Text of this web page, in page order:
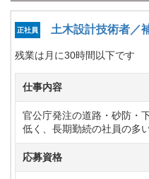
正社員 土木設計技術者／
残業は月に30時間以下です
仕事内容
官公庁発注の道路・砂防・
低く、長期勤続の社員の多
応募資格